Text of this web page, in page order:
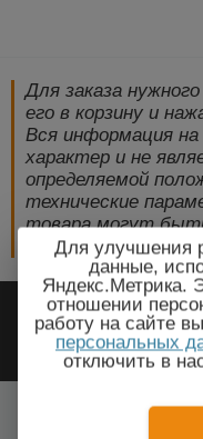
Для заказа
его в корзину и
Вся информация
характер и не
определяемой
технические
товара могут
без
2009-2026
Красноярск,
Для улучшения
данные,
Яндекс.Метрика.
отношении
работу на сайте
персональных
отключить в